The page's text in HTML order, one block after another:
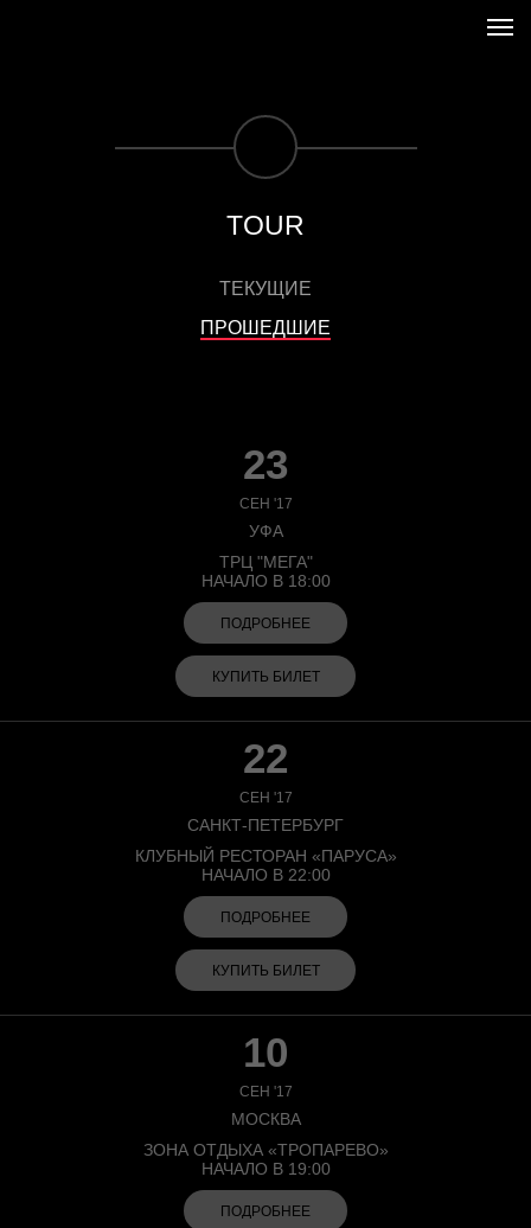
TOUR
ТЕКУЩИЕ
ПРОШЕДШИЕ
23
СЕН '17
УФА
ТРЦ "МЕГА"
НАЧАЛО В 18:00
ПОДРОБНЕЕ
КУПИТЬ БИЛЕТ
22
СЕН '17
САНКТ-ПЕТЕРБУРГ
КЛУБНЫЙ РЕСТОРАН «ПАРУСА»
НАЧАЛО В 22:00
ПОДРОБНЕЕ
КУПИТЬ БИЛЕТ
10
СЕН '17
МОСКВА
ЗОНА ОТДЫХА «ТРОПАРЕВО»
НАЧАЛО В 19:00
ПОДРОБНЕЕ